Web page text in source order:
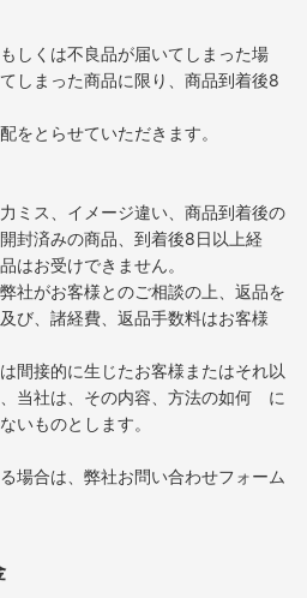
しくは不良品が届いてしまった場
しまった商品に限り、商品到着後8
をとらせていただきます。
ミス、イメージ違い、商品到着後の
封済みの商品、到着後8日以上経
お受けできません。
社がお客様とのご相談の上、返品を
び、諸経費、返品手数料はお客様
間接的に生じたお客様またはそれ以
当社は、その内容、方法の如何 に
いものとします。
場合は、弊社お問い合わせフォーム